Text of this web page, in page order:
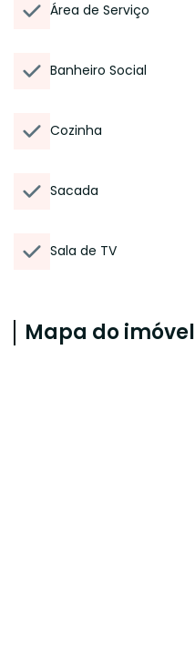
Área de Serviço
Banheiro Social
Cozinha
Sacada
Sala de TV
Mapa do imóvel